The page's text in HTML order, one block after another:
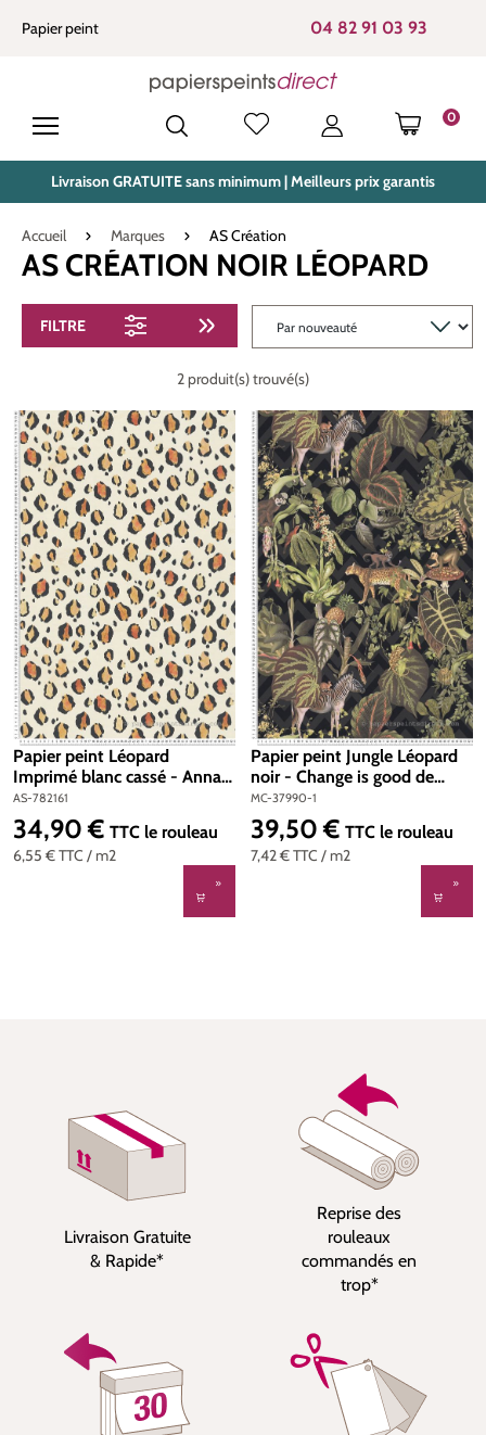
principal
Papier peint 04 82 91 03 93
0
LE
Livraison GRATUITE sans minimum | Meilleurs prix garantis
Accueil Marques AS Création
AS CRÉATION NOIR LÉOPARD
FILTRE
2 produit(s) trouvé(s)
Papier peint Léopard
Imprimé blanc cassé - Anna
D'Andrea d'A.S. Création |
Réf. AS-782161
AS-782161
6,55 €TTC / m2
Prix régulier :
34,90 € TTC le rouleau
Papier peint Jungle Léopard
noir - Change is good de
Michalsky | Réf. MC-37990-1
MC-37990-1
7,42 €TTC / m2
Prix régulier :
39,50 € TTC le rouleau
Livraison Gratuite
& Rapide*
Reprise des
rouleaux
commandés en
trop*